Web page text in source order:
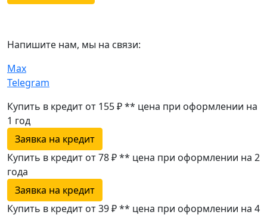
Напишите нам, мы на связи:
Max
Telegram
Купить в кредит от 155 ₽** цена при оформлении на
1 год
Заявка на кредит
Купить в кредит от 78 ₽** цена при оформлении на 2
года
Заявка на кредит
Купить в кредит от 39 ₽** цена при оформлении на 4